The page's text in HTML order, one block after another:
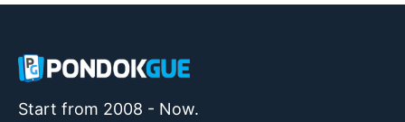
Start from 2008 - Now.